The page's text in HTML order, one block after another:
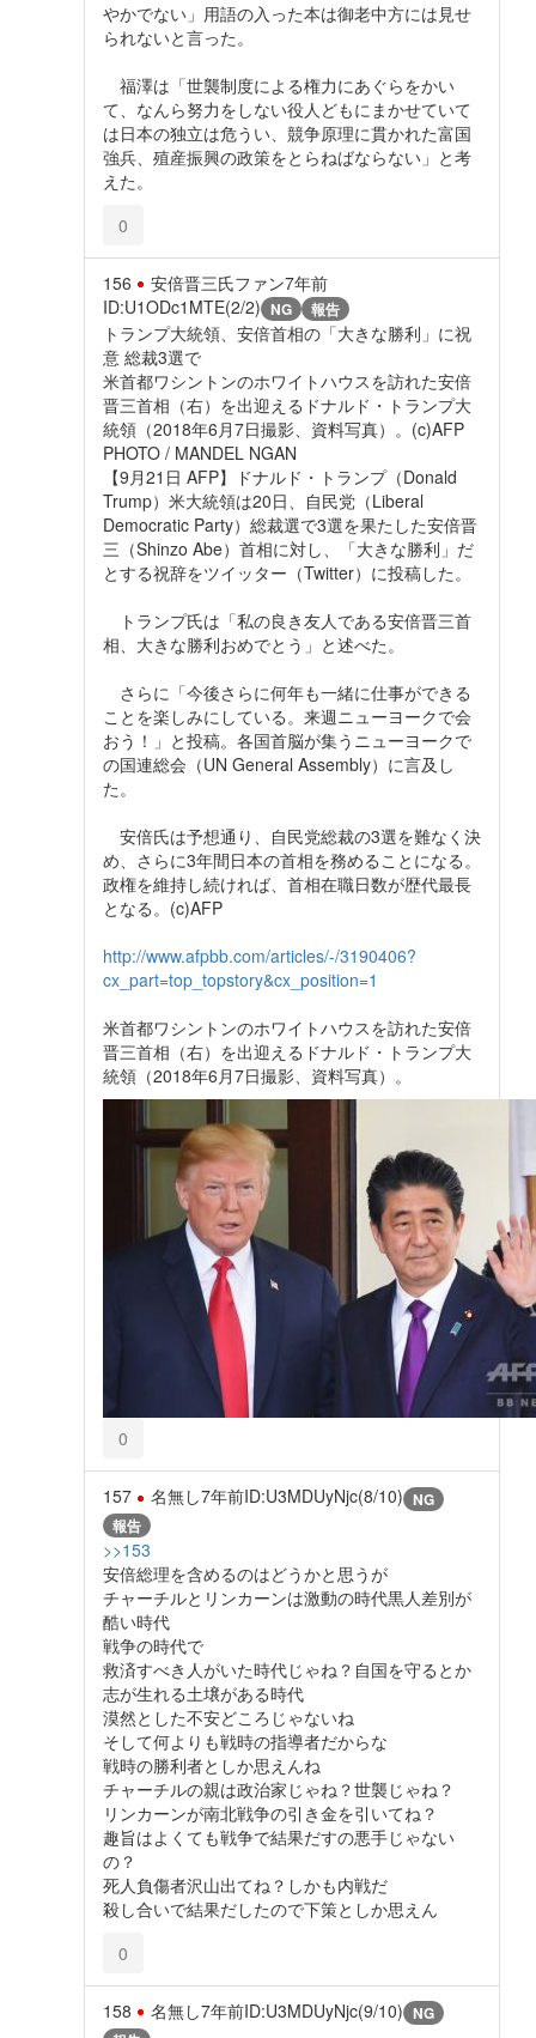
やかでない」用語の入った本は御老中方には見せ
られないと言った。
福澤は「世襲制度による権力にあぐらをかい
て、なんら努力をしない役人どもにまかせていて
は日本の独立は危うい、競争原理に貫かれた富国
強兵、殖産振興の政策をとらねばならない」と考
えた。
0
156 安倍晋三氏ファン7年前
ID:U1ODc1MTE(2/2) NG 報告
トランプ大統領、安倍首相の「大きな勝利」に祝
意 総裁3選で
米首都ワシントンのホワイトハウスを訪れた安倍
晋三首相（右）を出迎えるドナルド・トランプ大
統領（2018年6月7日撮影、資料写真）。(c)AFP
PHOTO / MANDEL NGAN
【9月21日 AFP】ドナルド・トランプ（Donald
Trump）米大統領は20日、自民党（Liberal
Democratic Party）総裁選で3選を果たした安倍晋
三（Shinzo Abe）首相に対し、「大きな勝利」だ
とする祝辞をツイッター（Twitter）に投稿した。
トランプ氏は「私の良き友人である安倍晋三首
相、大きな勝利おめでとう」と述べた。
さらに「今後さらに何年も一緒に仕事ができる
ことを楽しみにしている。来週ニューヨークで会
おう！」と投稿。各国首脳が集うニューヨークで
の国連総会（UN General Assembly）に言及し
た。
安倍氏は予想通り、自民党総裁の3選を難なく決
め、さらに3年間日本の首相を務めることになる。
政権を維持し続ければ、首相在職日数が歴代最長
となる。(c)AFP
http://www.afpbb.com/articles/-/3190406?
cx_part=top_topstory&cx_position=1
米首都ワシントンのホワイトハウスを訪れた安倍
晋三首相（右）を出迎えるドナルド・トランプ大
統領（2018年6月7日撮影、資料写真）。
0
157 名無し7年前ID:U3MDUyNjc(8/10) NG
報告
>>153
安倍総理を含めるのはどうかと思うが
チャーチルとリンカーンは激動の時代黒人差別が
酷い時代
戦争の時代で
救済すべき人がいた時代じゃね？自国を守るとか
志が生れる土壌がある時代
漠然とした不安どころじゃないね
そして何よりも戦時の指導者だからな
戦時の勝利者としか思えんね
チャーチルの親は政治家じゃね？世襲じゃね？
リンカーンが南北戦争の引き金を引いてね？
趣旨はよくても戦争で結果だすの悪手じゃない
の？
死人負傷者沢山出てね？しかも内戦だ
殺し合いで結果だしたので下策としか思えん
0
158 名無し7年前ID:U3MDUyNjc(9/10) NG